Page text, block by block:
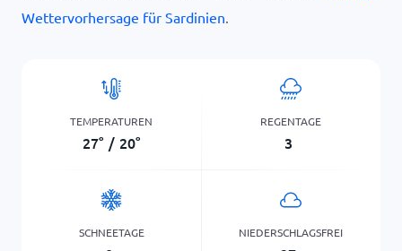
Wettervorhersage für Sardinien.
TEMPERATUREN
27° / 20°
REGENTAGE
3
SCHNEETAGE NIEDERSCHLAGSFREI